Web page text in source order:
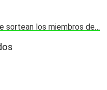
sortean los miembros de…